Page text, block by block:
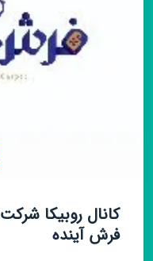
کانال روبیکا
فرش آینده